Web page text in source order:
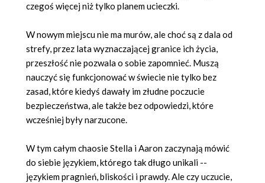
czegoś więcej niż tylko planem ucieczki.
W nowym miejscu nie ma murów, ale choć są z dala od
strefy, przez lata wyznaczającej granice ich życia,
przeszłość nie pozwala o sobie zapomnieć. Muszą
nauczyć się funkcjonować w świecie nie tylko bez
zasad, które kiedyś dawały im złudne poczucie
bezpieczeństwa, ale także bez odpowiedzi, które
wcześniej były narzucone.
W tym całym chaosie Stella i Aaron zaczynają mówić
do siebie językiem, którego tak długo unikali --
językiem pragnień, bliskości i prawdy. Ale czy uczucie,